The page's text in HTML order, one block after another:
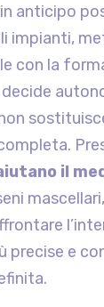
anticipo
impianti,
con la
il
precise e